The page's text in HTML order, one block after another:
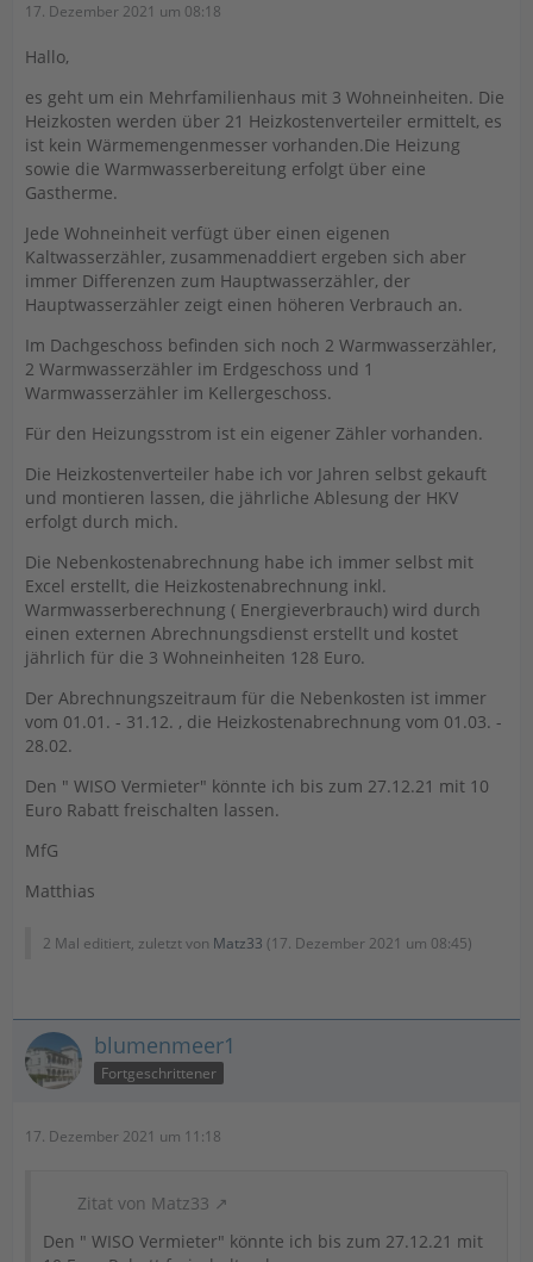
17. Dezember 2021 um 08:18
Hallo,
es geht um ein Mehrfamilienhaus mit 3 Wohneinheiten. Die
Heizkosten werden über 21 Heizkostenverteiler ermittelt, es
ist kein Wärmemengenmesser vorhanden.Die Heizung
sowie die Warmwasserbereitung erfolgt über eine
Gastherme.
Jede Wohneinheit verfügt über einen eigenen
Kaltwasserzähler, zusammenaddiert ergeben sich aber
immer Differenzen zum Hauptwasserzähler, der
Hauptwasserzähler zeigt einen höheren Verbrauch an.
Im Dachgeschoss befinden sich noch 2 Warmwasserzähler,
2 Warmwasserzähler im Erdgeschoss und 1
Warmwasserzähler im Kellergeschoss.
Für den Heizungsstrom ist ein eigener Zähler vorhanden.
Die Heizkostenverteiler habe ich vor Jahren selbst gekauft
und montieren lassen, die jährliche Ablesung der HKV
erfolgt durch mich.
Die Nebenkostenabrechnung habe ich immer selbst mit
Excel erstellt, die Heizkostenabrechnung inkl.
Warmwasserberechnung ( Energieverbrauch) wird durch
einen externen Abrechnungsdienst erstellt und kostet
jährlich für die 3 Wohneinheiten 128 Euro.
Der Abrechnungszeitraum für die Nebenkosten ist immer
vom 01.01. - 31.12. , die Heizkostenabrechnung vom 01.03. -
28.02.
Den " WISO Vermieter" könnte ich bis zum 27.12.21 mit 10
Euro Rabatt freischalten lassen.
MfG
Matthias
2 Mal editiert, zuletzt von Matz33 (17. Dezember 2021 um 08:45)
blumenmeer1
Fortgeschrittener
17. Dezember 2021 um 11:18
Zitat von Matz33
Den " WISO Vermieter" könnte ich bis zum 27.12.21 mit